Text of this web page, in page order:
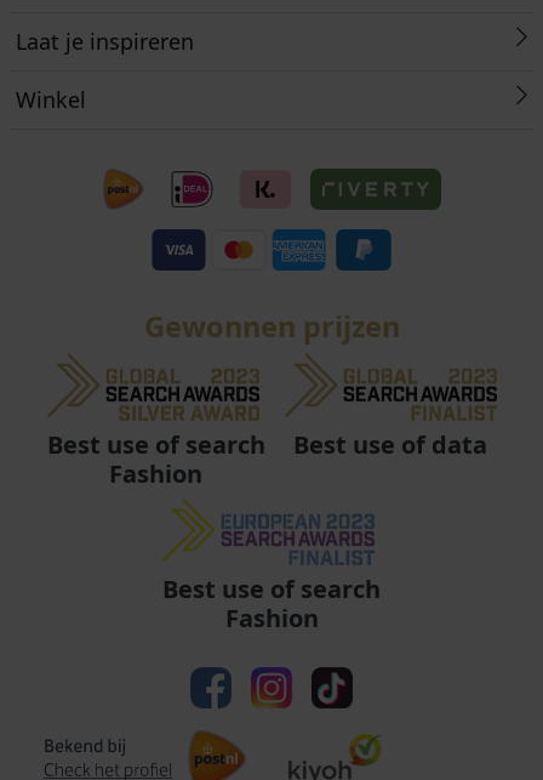
Laat je inspireren
Winkel
Gewonnen prijzen
Best use of search
Fashion
Best use of data
Best use of search
Fashion